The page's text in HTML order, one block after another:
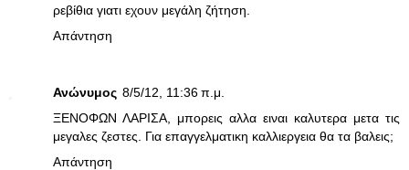
ρεβίθια γιατι εχουν μεγάλη ζήτηση.
Απάντηση
Ανώνυμος 8/5/12, 11:36 π.μ.
ΞΕΝΟΦΩΝ ΛΑΡΙΣΑ, μπορεις αλλα ειναι καλυτερα μετα τις
μεγαλες ζεστες. Για επαγγελματικη καλλιεργεια θα τα βαλεις;
Απάντηση